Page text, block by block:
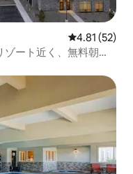
レビュー52
4.81 (52)
ート近く、無料朝食